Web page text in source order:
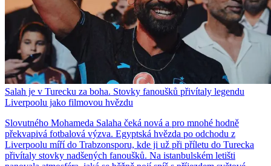
Salah je v Turecku za boha. Stovky fanoušků přivítaly legendu
Liverpoolu jako filmovou hvězdu
Slovutného Mohameda Salaha čeká nová a pro mnohé hodně
překvapivá fotbalová výzva. Egyptská hvězda po odchodu z
Liverpoolu míří do Trabzonsporu, kde ji už při příletu do Turecka
přivítaly stovky nadšených fanoušků. Na istanbulském letišti